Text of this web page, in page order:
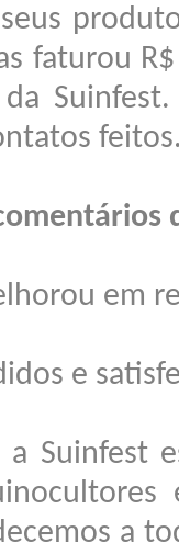
faturou
em
e
Suinfest
a